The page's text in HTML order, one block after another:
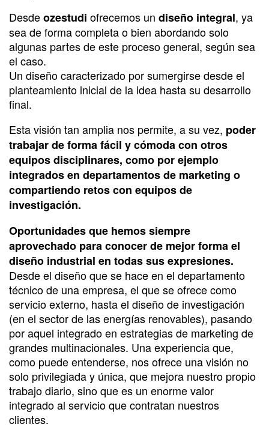
Desdeozestudi ofrecemos un diseño integral, ya
sea de forma completa o bien abordando solo
algunas partes de este proceso general, según sea
el caso.
Un diseño caracterizado por sumergirse desde el
planteamiento inicial de la idea hasta su desarrollo
final.
Esta visión tan amplia nos permite, a su vez, poder
trabajar de forma fácil y cómoda con otros
equipos disciplinares, como por ejemplo
integrados en departamentos de marketing o
compartiendo retos con equipos de
investigación.
Oportunidades que hemos siempre
aprovechado para conocer de mejor forma el
diseño industrial en todas sus expresiones.
Desde el diseño que se hace en el departamento
técnico de una empresa, el que se ofrece como
servicio externo, hasta el diseño de investigación
(en el sector de las energías renovables), pasando
por aquel integrado en estrategias de marketing de
grandes multinacionales. Una experiencia que,
como puede entenderse, nos ofrece una visión no
solo privilegiada y única, que mejora nuestro propio
trabajo diario, sino que es un enorme valor
integrado al servicio que contratan nuestros
clientes.